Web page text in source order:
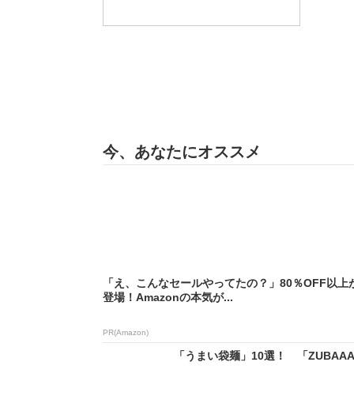
今、あなたにオススメ
「え、こんなセールやってたの？」80％OFF以上
登場！Amazonの本気が...
PR(Amazon)
「うまい袋麺」10選！ 「